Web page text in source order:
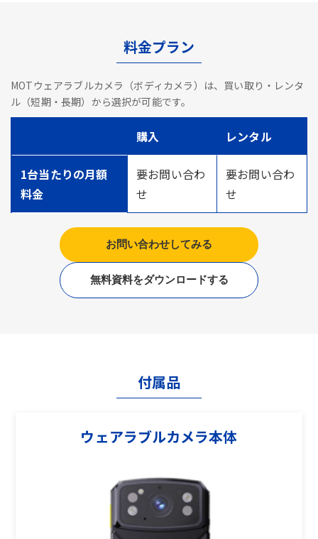
料金プラン
MOTウェアラブルカメラ（ボディカメラ）は、買い取り・レンタ
ル（短期・長期）から選択が可能です。
購入 レンタル
1台当たりの月額
料金
要お問い合わ
せ
要お問い合わ
せ
お問い合わせしてみる
無料資料をダウンロードする
付属品
ウェアラブルカメラ本体